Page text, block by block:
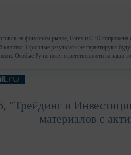
на фондовом рынке, Forex и CFD сопряжена
капитал. Прошлые результаты не гарантируют
Особые Ру не несет ответственности за ваши
"Трейдинг и
материалов с